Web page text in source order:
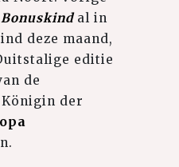
Bonuskind al in
deze maand,
editie
de
der